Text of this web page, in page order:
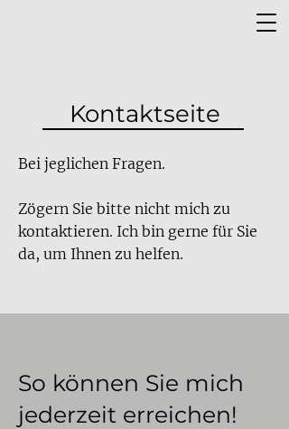
Kontaktseite
Bei jeglichen Fragen.
Zögern Sie bitte nicht mich zu
kontaktieren. Ich bin gerne für Sie
da, um Ihnen zu helfen.
So können Sie mich
jederzeit erreichen!